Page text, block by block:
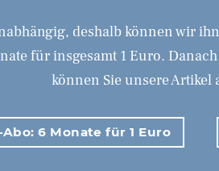
deshalb können wir
für insgesamt 1 Euro.
können Sie unsere
6 Monate für 1 Euro